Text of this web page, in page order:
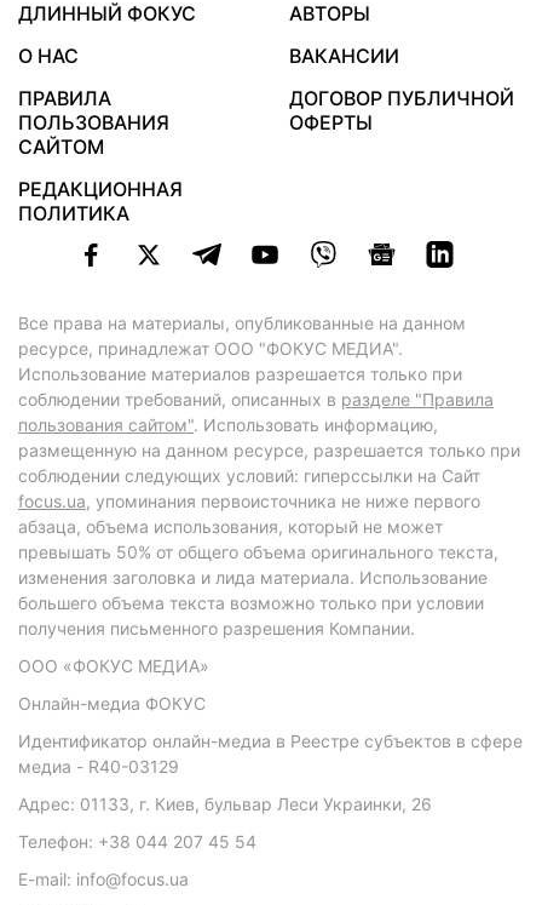
ДЛИННЫЙ ФОКУС
АВТОРЫ
О НАС
ВАКАНСИИ
ПРАВИЛА
ПОЛЬЗОВАНИЯ
САЙТОМ
ДОГОВОР ПУБЛИЧНОЙ
ОФЕРТЫ
РЕДАКЦИОННАЯ
ПОЛИТИКА
Все права на материалы, опубликованные на данном
ресурсе, принадлежат ООО "ФОКУС МЕДИА".
Использование материалов разрешается только при
соблюдении требований, описанных в разделе "Правила
пользования сайтом". Использовать информацию,
размещенную на данном ресурсе, разрешается только при
соблюдении следующих условий: гиперссылки на Сайт
focus.ua, упоминания первоисточника не ниже первого
абзаца, объема использования, который не может
превышать 50% от общего объема оригинального текста,
изменения заголовка и лида материала. Использование
большего объема текста возможно только при условии
получения письменного разрешения Компании.
ООО «ФОКУС МЕДИА»
Онлайн-медиа ФОКУС
Идентификатор онлайн-медиа в Реестре субъектов в сфере
медиа - R40-03129
Адрес: 01133, г. Киев, бульвар Леси Украинки, 26
Телефон: +38 044 207 45 54
E-mail: info@focus.ua